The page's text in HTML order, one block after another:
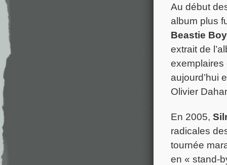
Au début
album plus
Beastie
extrait de
exemplaires
aujourd’hui
Olivier
En 2005,
radicales
tournée
en « stand-